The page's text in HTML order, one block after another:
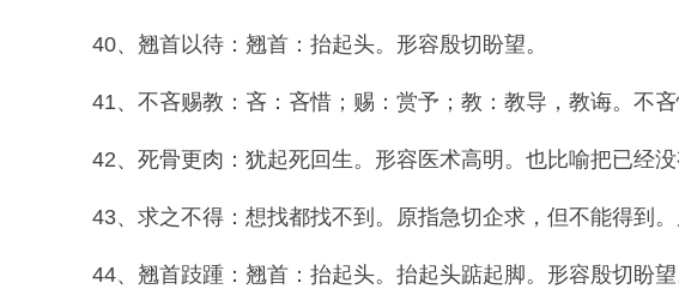
40、翘首以待：翘首：抬起头。形容殷切盼望。
41、不吝赐教：吝：吝惜；赐：赏予；教：教导，教诲。不吝
42、死骨更肉：犹起死回生。形容医术高明。也比喻把已经没
43、求之不得：想找都找不到。原指急切企求，但不能得到。
44、翘首跂踵：翘首：抬起头。抬起头踮起脚。形容殷切盼望